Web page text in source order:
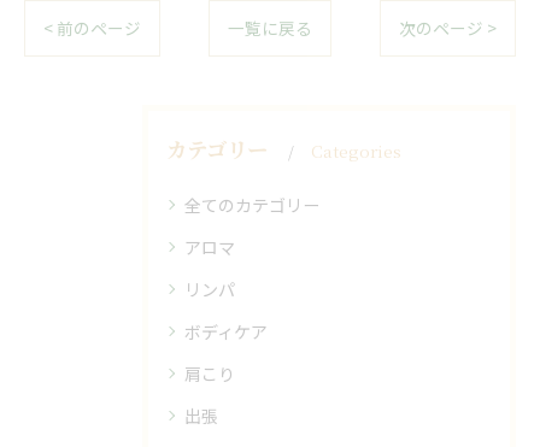
< 前のページ 一覧に戻る 次のページ >
カテゴリー Categories
全てのカテゴリー
アロマ
リンパ
ボディケア
肩こり
出張